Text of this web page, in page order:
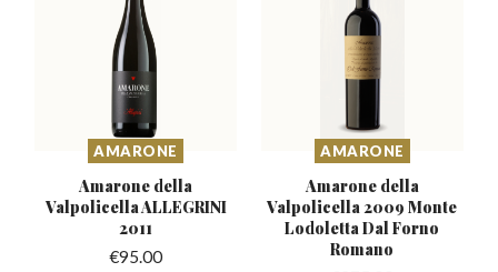
AMARONE
Amarone della
ValpolicellaALLEGRINI
2011
€95.00
AMARONE
Amarone della
Valpolicella 2009 Monte
Lodoletta Dal Forno
Romano